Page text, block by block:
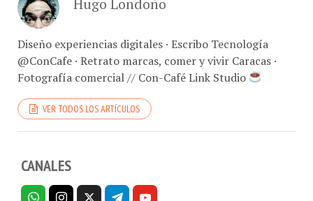
Diseño experiencias digitales · Escribo Tecnología
@ConCafe · Retrato marcas, comer y vivir Caracas ·
Fotografía comercial // Con-Café Link Studio